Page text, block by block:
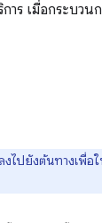
เมื่อกระบวนก
ไปยังต้นทางเพื่อ